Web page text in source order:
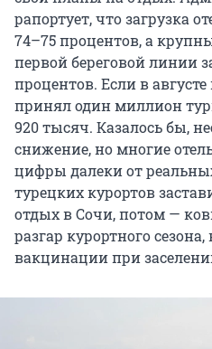
рапортует, что загрузка
74–75 процентов, а
первой береговой линии
процентов. Если в
принял один миллион
920 тысяч. Казалось бы,
снижение, но многие
цифры далеки от
турецких курортов
отдых в Сочи, потом —
разгар курортного
вакцинации при